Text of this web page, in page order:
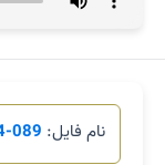
نام فایل: 089-salat-68.09.14